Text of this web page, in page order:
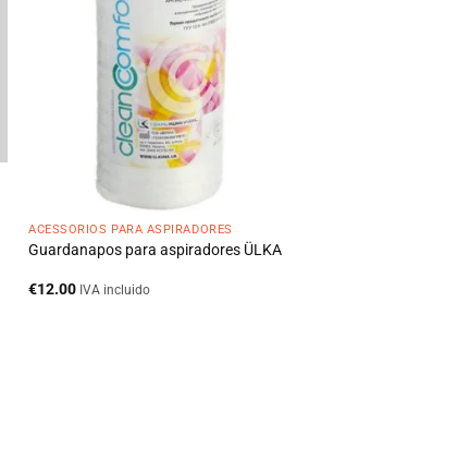
ACESSÓRIOS PARA ASPIRADORES
Guardanapos para aspiradores ÜLKA
€12.00 IVA incluido